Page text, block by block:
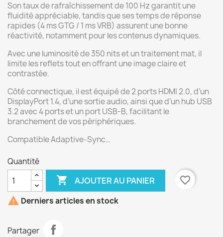
Son taux de rafraîchissement de 100 Hz garantit une
fluidité appréciable, tandis que ses temps de réponse
rapides (4 ms GTG / 1 ms VRB) assurent une bonne
réactivité, notamment pour les contenus dynamiques.
Avec une luminosité de 350 nits et un traitement mat, il
limite les reflets tout en offrant une image claire et
contrastée.
Côté connectique, il est équipé de 2 ports HDMI 2.0, d’un
DisplayPort 1.4, d’une sortie audio, ainsi que d’un hub USB
3.2 avec 4 ports et un port USB-B, facilitant le
branchement de vos périphériques.
Compatible Adaptive-Sync…
Quantité
 AJOUTER AU PANIER
favorite_border
 Derniers articles en stock
Partager